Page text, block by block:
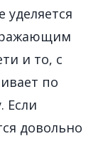
уделяется
и то, с
по
Если
довольно